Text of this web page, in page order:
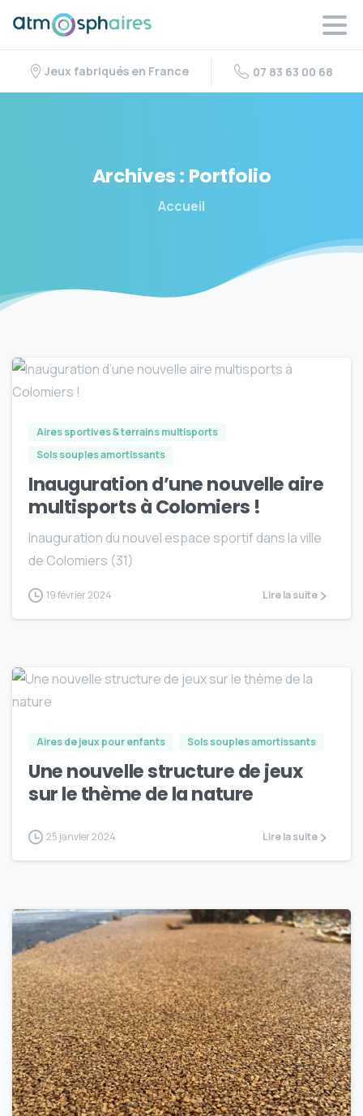
Jeux fabriqués en France 07 83 63 00 68
Archives : Portfolio
Accueil
Aires sportives & terrains multisports
Sols souples amortissants
Inauguration d’une nouvelle aire
multisports à Colomiers !
Inauguration du nouvel espace sportif dans la ville
de Colomiers (31)
19 février 2024 Lire la suite
Aires de jeux pour enfants Sols souples amortissants
Une nouvelle structure de jeux
sur le thème de la nature
25 janvier 2024 Lire la suite